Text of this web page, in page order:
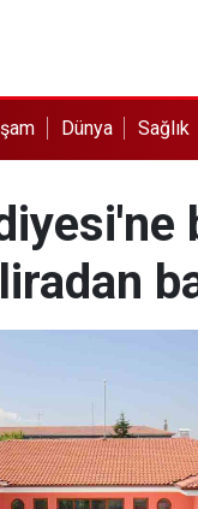
Dünya Sağlık